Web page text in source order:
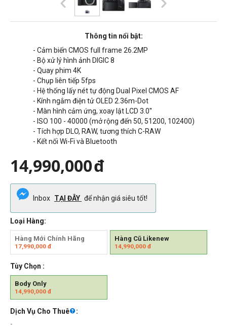
Thông tin nổi bật:
- Cảm biến CMOS full frame 26.2MP
- Bộ xử lý hình ảnh DIGIC 8
- Quay phim 4K
- Chụp liên tiếp 5fps
- Hệ thống lấy nét tự động Dual Pixel CMOS AF
- Kính ngắm điện tử OLED 2.36m-Dot
- Màn hình cảm ứng, xoay lật LCD 3.0''
- ISO 100 - 40000 (mở rộng đến 50, 51200, 102400)
- Tích hợp DLO, RAW, tương thích C-RAW
- Kết nối Wi-Fi và Bluetooth
14,990,000đ
Inbox TẠI ĐÂY để nhận giá siêu tốt!
Loại Hàng:
Hàng Mới Chính Hãng
17,990,000 đ
Hàng Cũ Likenew
14,990,000đ
Tùy Chọn :
Body Only
14,990,000 đ
Dịch Vụ Cho Thuê
:
-